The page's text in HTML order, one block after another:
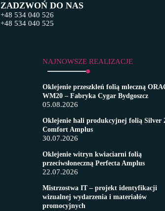
ZADZWOŃ DO NAS
+48 534 040 526
+48 534 040 525
NAJNOWSZE REALIZACJE
Oklejenie przeszkleń folią mleczną
WM20 – Fabryka Cygar Bydgoszcz
05.08.2026
Oklejenie hali produkcyjnej folią Silver
Comfort Amplus
30.07.2026
Oklejenie witryn kwiaciarni folią
przeciwsłoneczną Perfecta Amplus
22.07.2026
Mistrzostwa IT – projekt identyfikacji
wizualnej wydarzenia i materiałów
promocyjnych